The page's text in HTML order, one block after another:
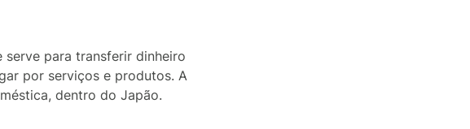
serve para transferir dinheiro
por serviços e produtos. A
dentro do Japão.